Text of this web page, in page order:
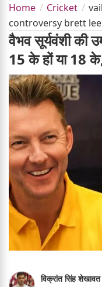
Home Cricket
controversy brett
वैभव सूर्यवंशी की
15 के हों या 18
विक्रांत सिंह शेखावत